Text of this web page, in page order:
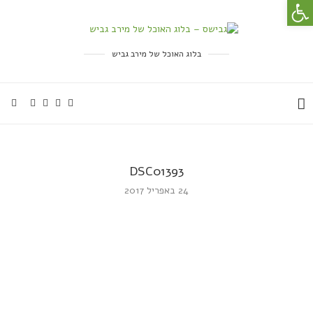
בלוג האוכל של מירב גביש
DSC01393
24 באפריל 2017